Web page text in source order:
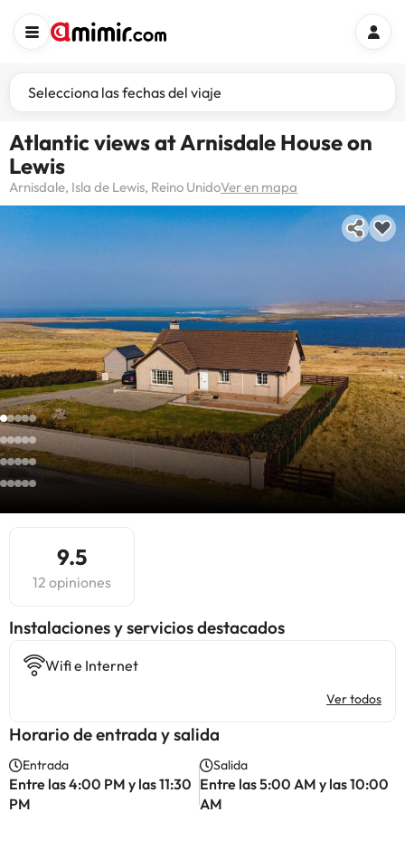
Selecciona las fechas del viaje
Atlantic views at Arnisdale House on
Lewis
Arnisdale, Isla de Lewis, Reino UnidoVer en mapa
9.5
12 opiniones
Instalaciones y servicios destacados
Wifi e Internet
Ver todos
Horario de entrada y salida
Entrada
Entre las 4:00 PM y las 11:30
PM
Salida
Entre las 5:00 AM y las 10:00
AM